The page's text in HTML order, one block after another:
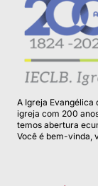
A Igreja Evangélica
igreja com 200
temos abertura
Você é bem-vinda,